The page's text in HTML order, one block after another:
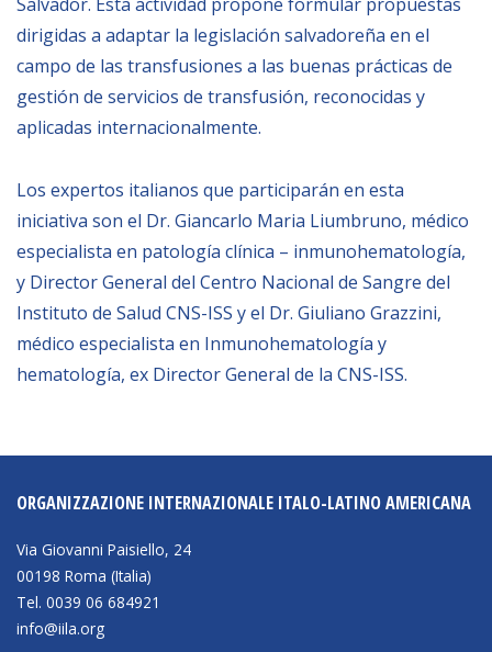
Fotos
Vídeos
Audios
BIBLIOTECA
Biblioteca
Publicaciones
OPORTUNIDADES
Para las empresas
Registro de proveedores
Contratos/Acuerdos/Grant
dirigidas a adaptar la legislación salvadoreña en el
campo de las transfusiones a las buenas prácticas de
gestión de servicios de transfusión, reconocidas y
aplicadas internacionalmente.
Los expertos italianos que participarán en esta
iniciativa son el Dr. Giancarlo Maria Liumbruno, médico
especialista en patología clínica – inmunohematología,
y Director General del Centro Nacional de Sangre del
Instituto de Salud CNS-ISS y el Dr. Giuliano Grazzini,
médico especialista en Inmunohematología y
hematología, ex Director General de la CNS-ISS.
ORGANIZZAZIONE INTERNAZIONALE ITALO-LATINO AMERICANA
Via Giovanni Paisiello, 24
00198 Roma (Italia)
Tel. 0039 06 684921
info@iila.org